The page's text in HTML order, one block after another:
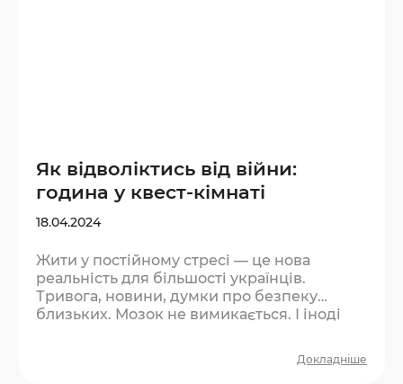
Як відволіктись від війни:
година у квест-кімнаті
18.04.2024
Жити у постійному стресі — це нова
реальність для більшості українців.
Тривога, новини, думки про безпеку
близьких. Мозок не вимикається. І іноді
Чому квест допомагає відволіктись? Це не
Докладніше